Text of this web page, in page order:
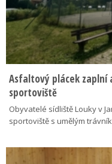
Asfaltový plácek zaplní
sportoviště
Obyvatelé sídliště Louky v
sportoviště s umělým